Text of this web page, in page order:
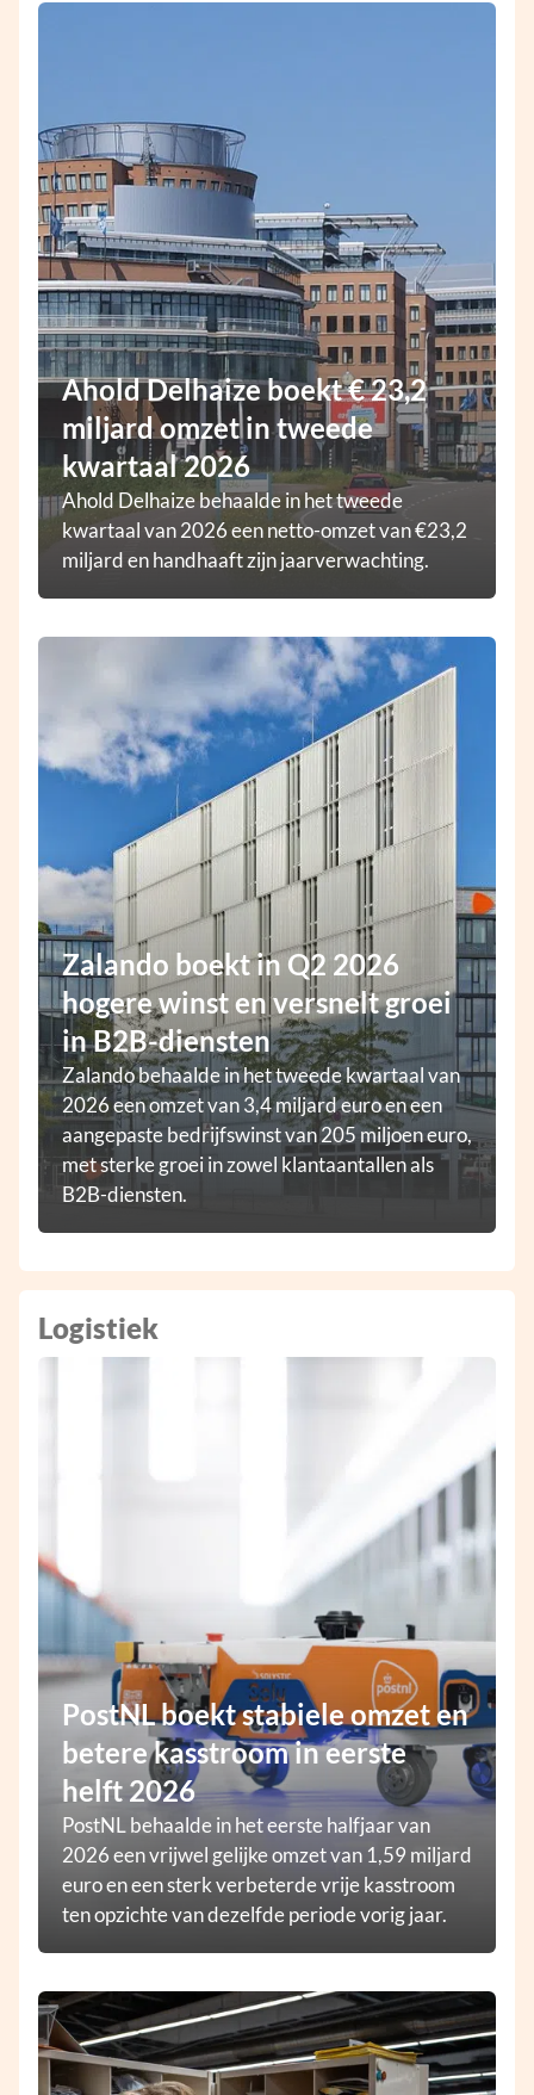
Ahold Delhaize boekt € 23,2
miljard omzet in tweede
kwartaal 2026
Ahold Delhaize behaalde in het tweede
kwartaal van 2026 een netto-omzet van €23,2
miljard en handhaaft zijn jaarverwachting.
Zalando boekt in Q2 2026
hogere winst en versnelt groei
in B2B-diensten
Zalando behaalde in het tweede kwartaal van
2026 een omzet van 3,4 miljard euro en een
aangepaste bedrijfswinst van 205 miljoen euro,
met sterke groei in zowel klantaantallen als
B2B-diensten.
Logistiek
PostNL boekt stabiele omzet en
betere kasstroom in eerste
helft 2026
PostNL behaalde in het eerste halfjaar van
2026 een vrijwel gelijke omzet van 1,59 miljard
euro en een sterk verbeterde vrije kasstroom
ten opzichte van dezelfde periode vorig jaar.